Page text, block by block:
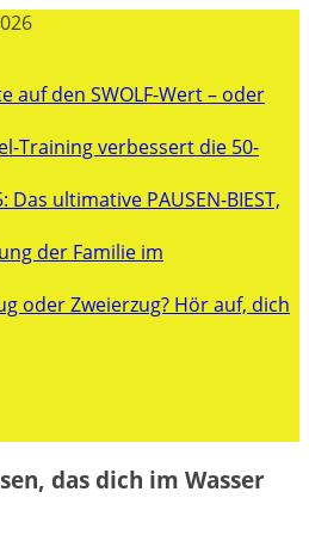
auf den SWOLF-Wert – oder
Training verbessert die 50-
ultimative PAUSEN-BIEST,
der Familie im
oder Zweierzug? Hör auf, dich
das dich im Wasser